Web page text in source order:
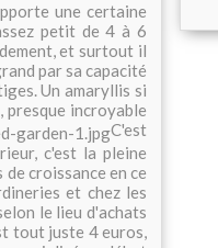
une certaine
petit de 4 à 6
et surtout il
par sa capacité
Un amaryllis si
incroyable
C'est
c'est la pleine
croissance en ce
et chez les
le lieu d'achats
tout juste 4 euros,